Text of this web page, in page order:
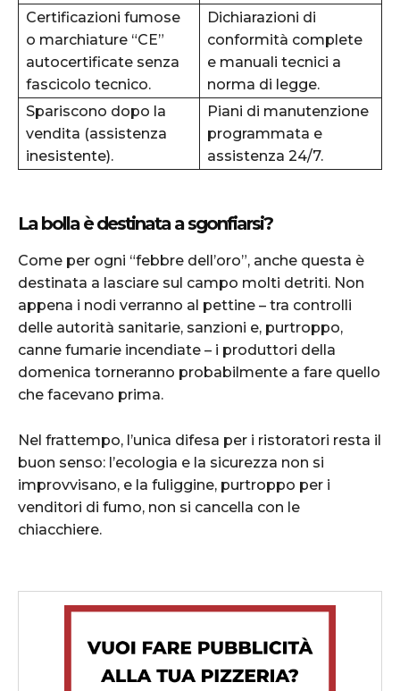
Certificazioni fumose
o marchiature “CE”
autocertificate senza
fascicolo tecnico.
Dichiarazioni di
conformità complete
e manuali tecnici a
norma di legge.
Spariscono dopo la
vendita (assistenza
inesistente).
Piani di manutenzione
programmata e
assistenza 24/7.
La bolla è destinata a sgonfiarsi?
Come per ogni “febbre dell’oro”, anche questa è
destinata a lasciare sul campo molti detriti. Non
appena i nodi verranno al pettine – tra controlli
delle autorità sanitarie, sanzioni e, purtroppo,
canne fumarie incendiate – i produttori della
domenica torneranno probabilmente a fare quello
che facevano prima.
Nel frattempo, l’unica difesa per i ristoratori resta il
buon senso: l’ecologia e la sicurezza non si
improvvisano, e la fuliggine, purtroppo per i
venditori di fumo, non si cancella con le
chiacchiere.